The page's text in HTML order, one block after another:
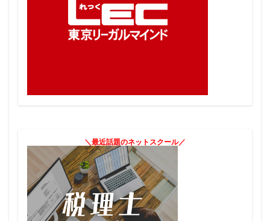
＼最近話題のネットスクール／